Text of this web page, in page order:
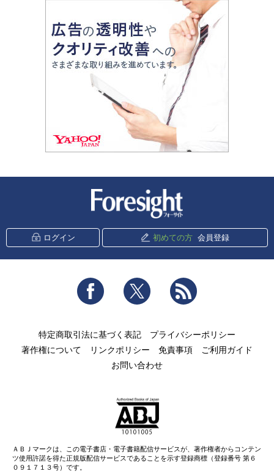
ログイン 初めての方 会員登録
Facebook Twitter
特定商取引法に基づく表記
プライバシーポリシー
著作権について
リンクポリシー 免責事項
ご利用ガイド
お問い合わせ
ＡＢＪマークは、この電子書店・電子書籍配信サービスが、著作権者からコンテン
ツ使用許諾を得た正規版配信サービスであることを示す登録商標（登録番号 第６
０９１７１３号）です。